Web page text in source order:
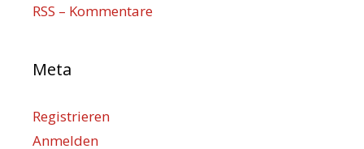
RSS – Kommentare
Meta
Registrieren
Anmelden